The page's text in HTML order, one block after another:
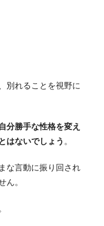
別れることを視野に
分勝手な性格を変え
はないでしょう 。
な言動に振り回され
ん。